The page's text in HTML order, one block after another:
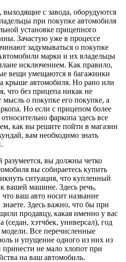
выходящие с завода, оборудуются
при покупке автомобиля
установке прицепного
Зачастую уже в процессе
задумываться о покупке
марки и их владельцы
исключением. Как правило,
вещи умещаются в багажники
крыше автомобиля. Но рано или
что без прицепа никак не
мысль о покупке его покупке, а
Но если с прицепом более
фаркопа здесь все
как вы решите пойти в магазин
вам необходимо знать
вы должны четко
вы собираетесь купить
ситуация, что купленный
вашей машине. Здесь речь,
ваш авто носит название
Здесь важно, что бы при
продавцу, какая именно у вас
(седан, хэтчбек, универсал), год
Все перечисленные
и упущение одного из них из
не мало хлопот при
на ваш автомобиль.